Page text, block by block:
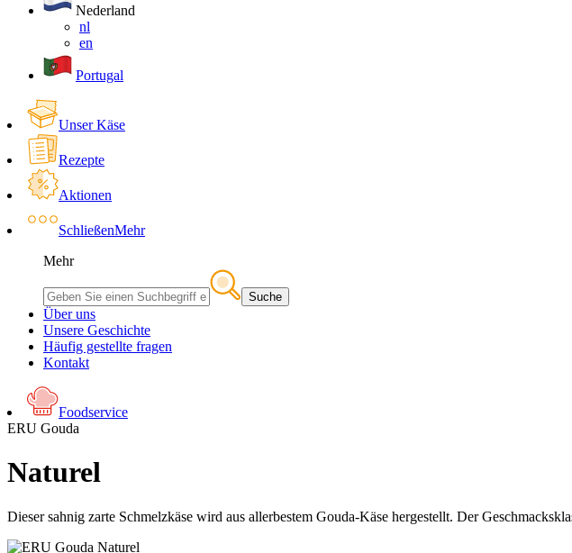
Nederland
nl
en
Portugal
Unser Käse
Rezepte
Aktionen
SchließenMehr
Mehr
Suche
Über uns
Unsere Geschichte
Häufig gestellte fragen
Kontakt
Foodservice
ERU Gouda
Naturel
Dieser sahnig zarte Schmelzkäse wird aus allerbestem Gouda-Käse hergestellt. Der